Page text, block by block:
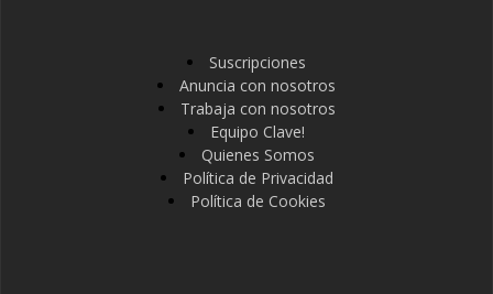
Suscripciones
Anuncia con nosotros
Trabaja con nosotros
Equipo Clave!
Quienes Somos
Política de Privacidad
Política de Cookies